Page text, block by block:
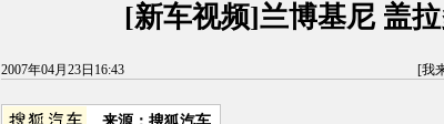
[新车视频]兰博基尼 盖
2007年04月23日16:43 [我